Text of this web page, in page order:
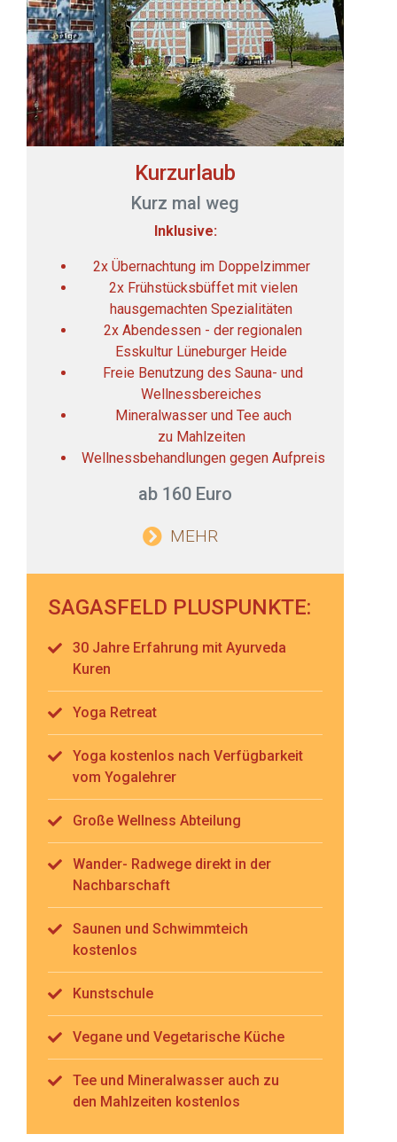
Kurzurlaub
Kurz mal weg
Inklusive:
2x Übernachtung im Doppelzimmer
2x Frühstücksbüffet mit vielen
hausgemachten Spezialitäten
2x Abendessen - der regionalen
Esskultur Lüneburger Heide
Freie Benutzung des Sauna- und
Wellnessbereiches
Mineralwasser und Tee auch
zu Mahlzeiten
Wellnessbehandlungen gegen Aufpreis
ab 160 Euro
MEHR
SAGASFELD PLUSPUNKTE:
30 Jahre Erfahrung mit Ayurveda
Kuren
Yoga Retreat
Yoga kostenlos nach Verfügbarkeit
vom Yogalehrer
Große Wellness Abteilung
Wander- Radwege direkt in der
Nachbarschaft
Saunen und Schwimmteich
kostenlos
Kunstschule
Vegane und Vegetarische Küche
Tee und Mineralwasser auch zu
den Mahlzeiten kostenlos